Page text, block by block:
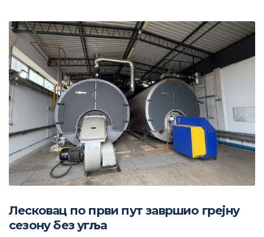
Лесковац по први пут завршио грејну
сезону без угља